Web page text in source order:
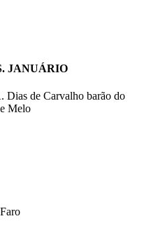
JANUÁRIO
Dias de Carvalho barão do
Melo